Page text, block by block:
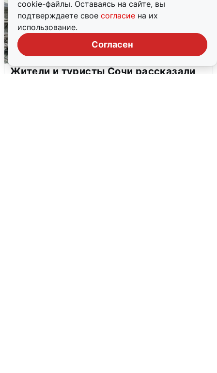
cookie-файлы. Оставаясь на сайте, вы
подтверждаете свое согласие на их
использование.
Согласен
Жители и туристы Сочи рассказали